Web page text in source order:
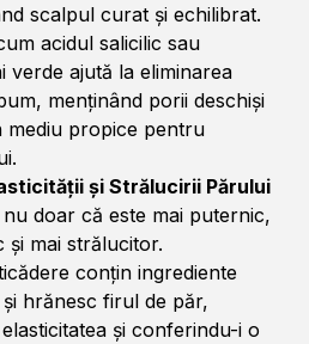
scalpul curat și echilibrat.
acidul salicilic sau
verde ajută la eliminarea
menținând porii deschiși
mediu propice pentru
și Strălucirii Părului
doar că este mai puternic,
și mai strălucitor.
conțin ingrediente
hrănesc firul de păr,
și conferindu-i o